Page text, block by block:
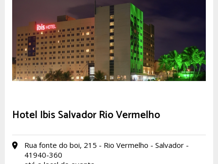
Hotel Ibis Salvador Rio Vermelho
Rua fonte do boi, 215 - Rio Vermelho - Salvador -
41940-360